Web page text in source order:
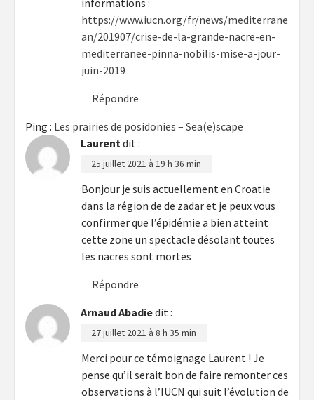
https://www.iucn.org/fr/news/mediterrane
an/201907/crise-de-la-grande-nacre-en-
mediterranee-pinna-nobilis-mise-a-jour-
juin-2019
Répondre
Ping : Les prairies de posidonies – Sea(e)scape
Laurent dit :
25 juillet 2021 à 19 h 36 min
Bonjour je suis actuellement en Croatie
dans la région de de zadar et je peux vous
confirmer que l’épidémie a bien atteint
cette zone un spectacle désolant toutes
les nacres sont mortes
Répondre
Arnaud Abadiedit :
27 juillet 2021 à 8 h 35 min
Merci pour ce témoignage Laurent ! Je
pense qu’il serait bon de faire remonter ces
observations à l’IUCN qui suit l’évolution de